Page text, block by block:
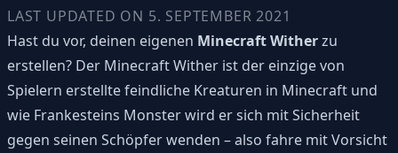
LAST UPDATED ON 5. SEPTEMBER 2021
Hast du vor, deinen eigenen Minecraft Witherzu
erstellen? Der Minecraft Wither ist der einzige von
Spielern erstellte feindliche Kreaturen in Minecraft und
wie Frankesteins Monster wird er sich mit Sicherheit
gegen seinen Schöpfer wenden – also fahre mit Vorsicht